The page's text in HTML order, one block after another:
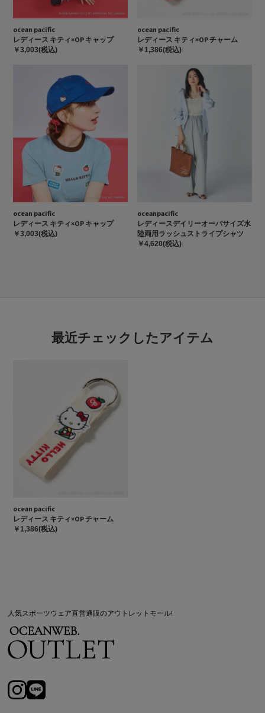
ocean pacific
レディース キティ×OP キャップ
￥3,003(税込)
ocean pacific
レディース キティ×OP チャーム
￥1,386(税込)
ocean pacific
レディース キティ×OP キャップ
￥3,003(税込)
oceanpacific
レディースデイリーオーバサイズ水
陸両用ラッシュストライプシャツ
￥4,620(税込)
最近チェックしたアイテム
ocean pacific
レディース キティ×OP チャーム
￥1,386(税込)
人気スポーツウェア直営通販のアウトレットモール!